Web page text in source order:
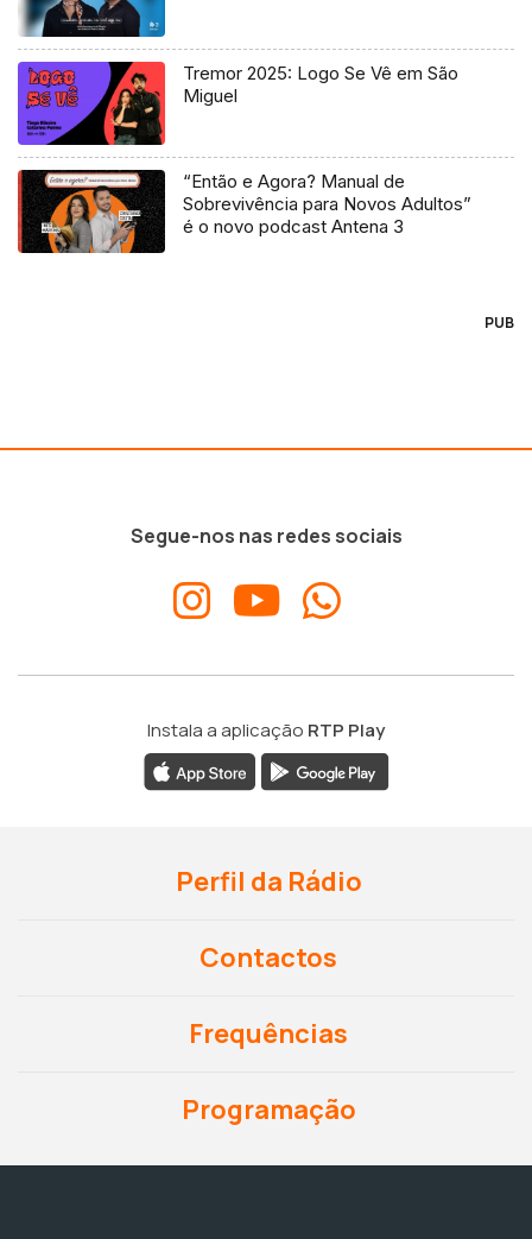
Tremor 2025: Logo Se Vê em São
Miguel
“Então e Agora? Manual de
Sobrevivência para Novos Adultos”
é o novo podcast Antena 3
PUB
Segue-nos nas redes sociais
Instala a aplicação RTP Play
Perfil da Rádio
Contactos
Frequências
Programação